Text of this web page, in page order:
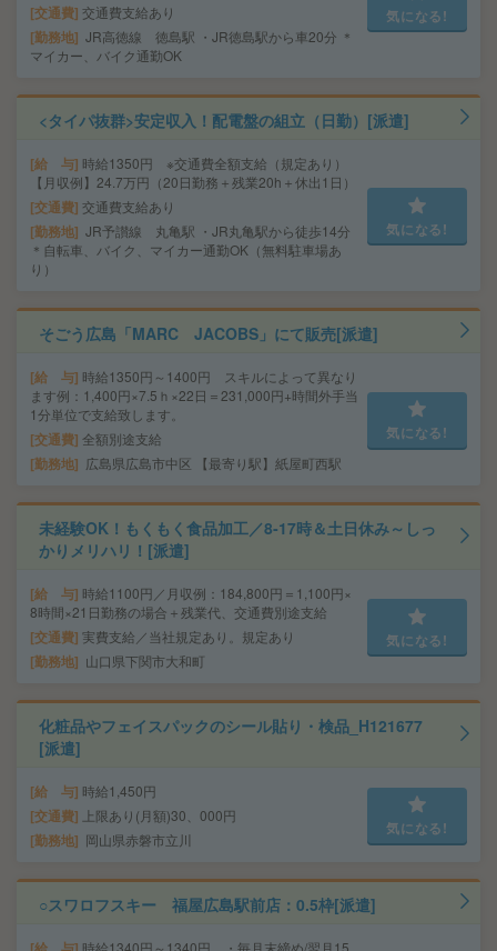
交通費 交通費支給あり
勤務地 JR高徳線 徳島駅 ・JR徳島駅から車20分 ＊
マイカー、バイク通勤OK
気になる!
<タイパ抜群>安定収入！配電盤の組立（日勤）[派遣]
給 与 時給1350円 ※交通費全額支給（規定あり）
【月収例】24.7万円（20日勤務＋残業20h＋休出1日）
交通費 交通費支給あり
勤務地 JR予讃線 丸亀駅 ・JR丸亀駅から徒歩14分
＊自転車、バイク、マイカー通勤OK（無料駐車場あ
り）
気になる!
そごう広島「MARC JACOBS」にて販売[派遣]
給 与 時給1350円～1400円 スキルによって異なり
ます例：1,400円×7.5ｈ×22日＝231,000円+時間外手当
1分単位で支給致します。
交通費 全額別途支給
勤務地 広島県広島市中区 【最寄り駅】紙屋町西駅
気になる!
未経験OK！もくもく食品加工／8‐17時＆土日休み～しっ
かりメリハリ！[派遣]
給 与 時給1100円／月収例：184,800円＝1,100円×
8時間×21日勤務の場合＋残業代、交通費別途支給
交通費 実費支給／当社規定あり。規定あり
勤務地 山口県下関市大和町
気になる!
化粧品やフェイスパックのシール貼り・検品_H121677
[派遣]
給 与 時給1,450円
交通費 上限あり(月額)30、000円
勤務地 岡山県赤磐市立川
気になる!
○スワロフスキー 福屋広島駅前店：0.5枠[派遣]
時給1340円～1340円 ・毎月末締め/翌月15